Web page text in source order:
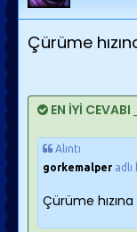
Çürüme
EN İYİ CEVABI
Alıntı
gorkemalper adlı
Çürüme